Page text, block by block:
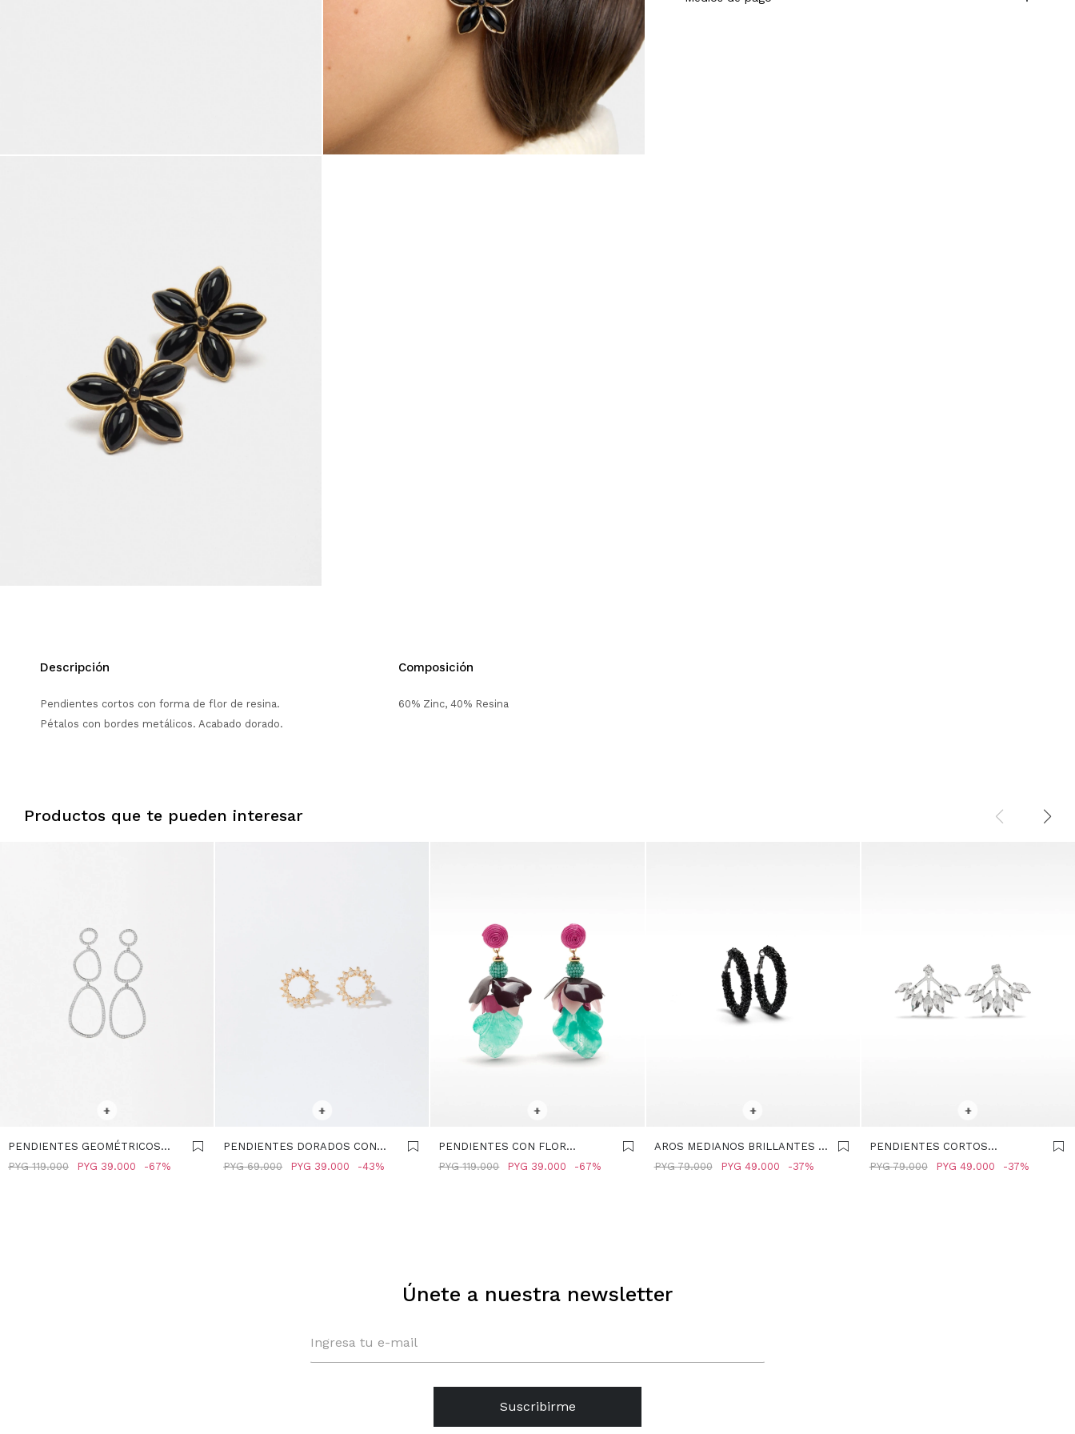
Descripción
Pendientes cortos con forma de flor de resina.
Pétalos con bordes metálicos. Acabado dorado.
Composición
60% Zinc, 40% Resina
Productos que te pueden interesar
+
PENDIENTES GEOMÉTRICOS
CON CRISTALES - PLATEADO
PYG 39.000
PYG 119.000 67
+
PENDIENTES DORADOS CON
CIRCONITAS - DORADO
PYG 39.000
PYG 69.000 43
+
PENDIENTES CON FLOR
MULTICOLOR - MULTICOLOR
PYG 39.000
PYG 119.000 67
+
AROS MEDIANOS BRILLANTES -
NEGRO
PYG 49.000
PYG 79.000 37
+
PENDIENTES CORTOS
BRILLANTES - PLATEADO
PYG 49.000
PYG 79.000 37
Únete a nuestra newsletter
Suscribirme